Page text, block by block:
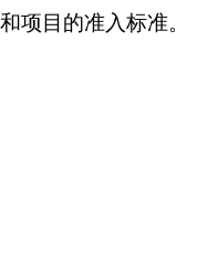
和项目的准入标准。